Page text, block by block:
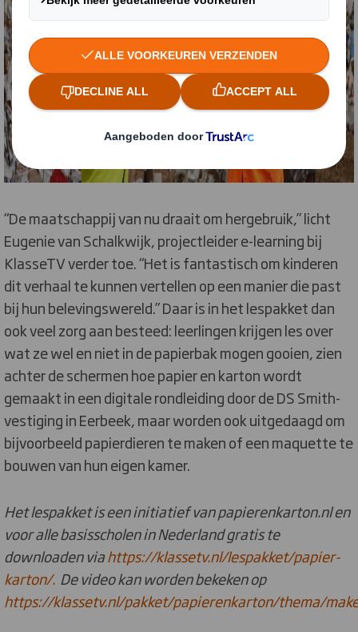
“De maatschappij van nu draait om hergebruik,” licht
Eugenie van Schalkwijk, projectleider e-learning bij
KlasseTV verder toe. “Het is fantastisch om kinderen
dit verhaal te kunnen vertellen op een manier die past
bij hun belevingswereld.” Daar is in het lespakket dan
ook veel zorg aan besteed: leerlingen krijgen les over
wat ze wel en niet in de papierbak mogen gooien, zien
achter de schermen hoe papier en karton wordt
gemaakt in een digitale rondleiding door de DS Smith-
vestiging in Eerbeek, maar worden ook uitgedaagd om
bijvoorbeeld papierdieren te maken of een maquette te
bouwen van hun eigen kamer.
Het lespakket is een initiatief van papierenkarton.nl en
voor alle basisscholen in Nederland gratis te
downloaden viahttps://klassetv.nl/lespakket/papier-
karton/. De video kan worden bekeken op
https://klassetv.nl/pakket/papierenkarton/thema/